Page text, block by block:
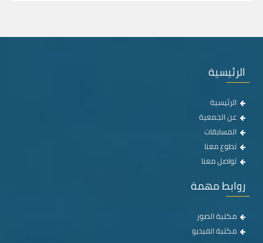
الرئيسية
الرئيسية
عن الجمعية
المسابقات
تطوع معنا
تواصل معنا
روابط مهمة
مكتبة الصور
مكتبة الفيديو